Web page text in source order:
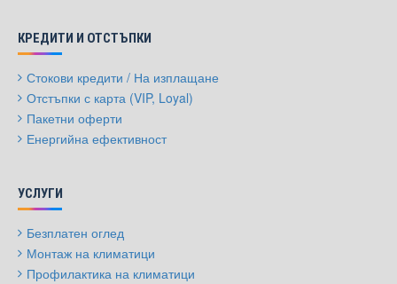
КРЕДИТИ И ОТСТЪПКИ
Стокови кредити / На изплащане
Отстъпки с карта (VIP, Loyal)
Пакетни оферти
Енергийна ефективност
УСЛУГИ
Безплатен оглед
Монтаж на климатици
Профилактика на климатици